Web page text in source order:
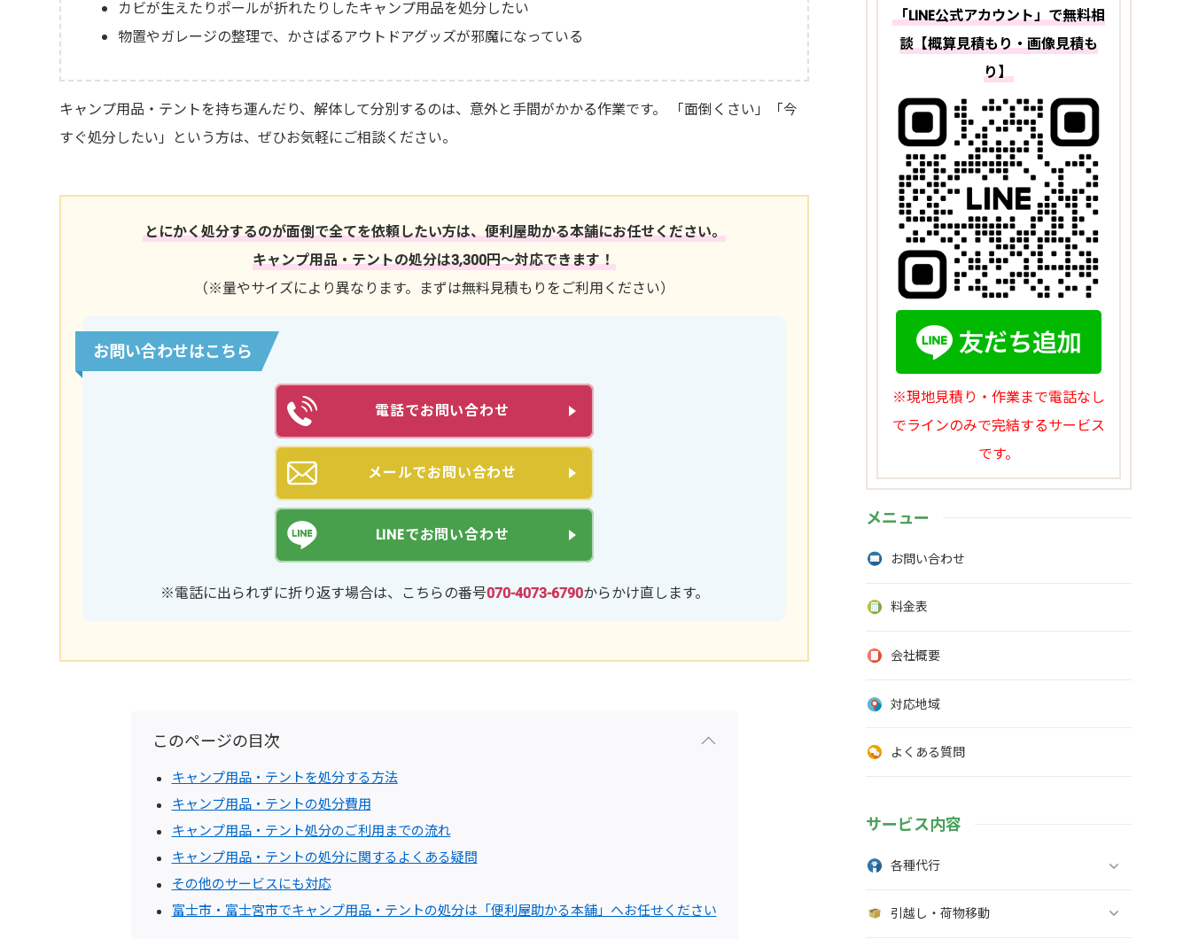
カビが生えたりポールが折れたりしたキャンプ用品を処分したい
物置やガレージの整理で、かさばるアウトドアグッズが邪魔になっている
キャンプ用品・テントを持ち運んだり、解体して分別するのは、意外と手間がかかる作業です。 「面倒くさい」「今
すぐ処分したい」という方は、ぜひお気軽にご相談ください。
とにかく処分するのが面倒で全てを依頼したい方は、便利屋助かる本舗にお任せください。
キャンプ用品・テントの処分は3,300円～対応できます！
（※量やサイズにより異なります。まずは無料見積もりをご利用ください）
お問い合わせはこちら
電話でお問い合わせ
メールでお問い合わせ
LINEでお問い合わせ
※電話に出られずに折り返す場合は、こちらの番号070-4073-6790からかけ直します。
このページの目次
キャンプ用品・テントを処分する方法
キャンプ用品・テントの処分費用
キャンプ用品・テント処分のご利用までの流れ
キャンプ用品・テントの処分に関するよくある疑問
その他のサービスにも対応
富士市・富士宮市でキャンプ用品・テントの処分は「便利屋助かる本舗」へお任せください
「LINE公式アカウント」で無料相
談【概算見積もり・画像見積も
り】
※現地見積り・作業まで電話なし
でラインのみで完結するサービス
です。
メニュー
お問い合わせ
料金表
会社概要
対応地域
よくある質問
サービス内容
各種代行
引越し・荷物移動